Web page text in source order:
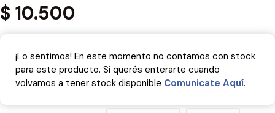
$ 10.500
¡Lo sentimos! En este momento no contamos con stock
para este producto. Si querés enterarte cuando
volvamos a tener stock disponible Comunicate Aquí­.